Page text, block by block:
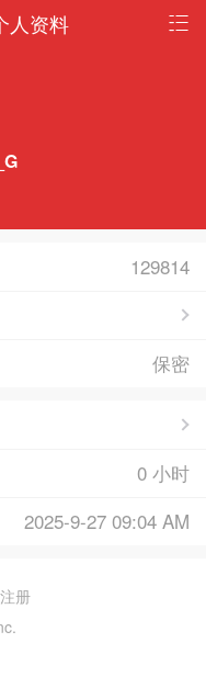
人资料
129814
保密
0 小时
2025-9-27 09:04 AM
注册